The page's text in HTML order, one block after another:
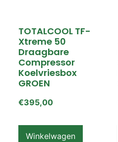
TOTALCOOL TF-
Xtreme 50
Draagbare
Compressor
Koelvriesbox
GROEN
€395,00
Winkelwagen